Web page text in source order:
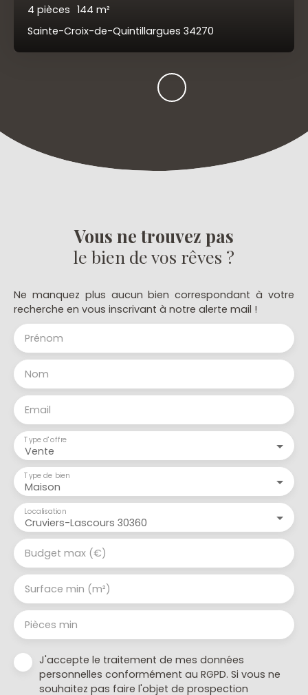
4 pièces 144 m²
Sainte-Croix-de-Quintillargues 34270
Vous ne trouvez pas
le bien de vos rêves ?
Ne manquez plus aucun bien correspondant à votre
recherche en vous inscrivant à notre alerte mail !
Prénom
Nom
Email
Vente
Type d'offre
Maison
Type de bien
Cruviers-Lascours 30360
Localisation
Budget max (€)
Surface min (m²)
Pièces min
J'accepte le traitement de mes données
personnelles conformément au RGPD. Si vous ne
souhaitez pas faire l'objet de prospection